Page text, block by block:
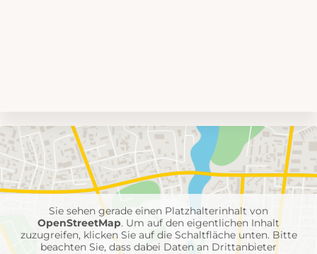
Umgebungskarte
mit
Feuerwehr-
Einheiten
Sie sehen gerade einen Platzhalterinhalt von
OpenStreetMap. Um auf den eigentlichen Inhalt
zuzugreifen, klicken Sie auf die Schaltfläche unten. Bitte
beachten Sie, dass dabei Daten an Drittanbieter